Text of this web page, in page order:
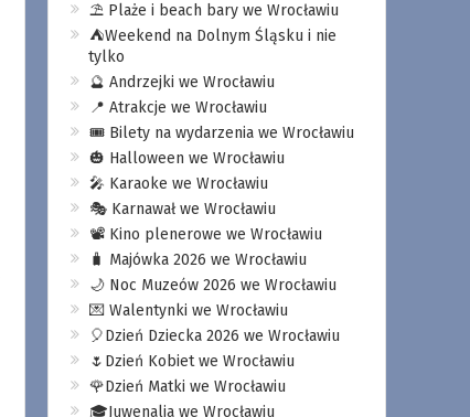
⛱️ Plaże i beach bary we Wrocławiu
⛺️Weekend na Dolnym Śląsku i nie
tylko
🔮 Andrzejki we Wrocławiu
📍 Atrakcje we Wrocławiu
🎟️ Bilety na wydarzenia we Wrocławiu
🎃 Halloween we Wrocławiu
🎤 Karaoke we Wrocławiu
🎭 Karnawał we Wrocławiu
📽️ Kino plenerowe we Wrocławiu
🧳 Majówka 2026 we Wrocławiu
🌙 Noc Muzeów 2026 we Wrocławiu
💌 Walentynki we Wrocławiu
🎈Dzień Dziecka 2026 we Wrocławiu
🌷Dzień Kobiet we Wrocławiu
🌹Dzień Matki we Wrocławiu
🎓Juwenalia we Wrocławiu